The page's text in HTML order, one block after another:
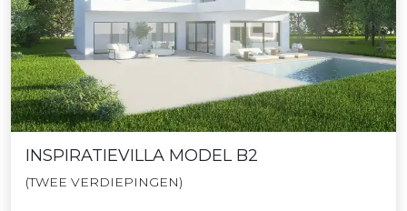
INSPIRATIEVILLA MODEL B2
(TWEE VERDIEPINGEN)